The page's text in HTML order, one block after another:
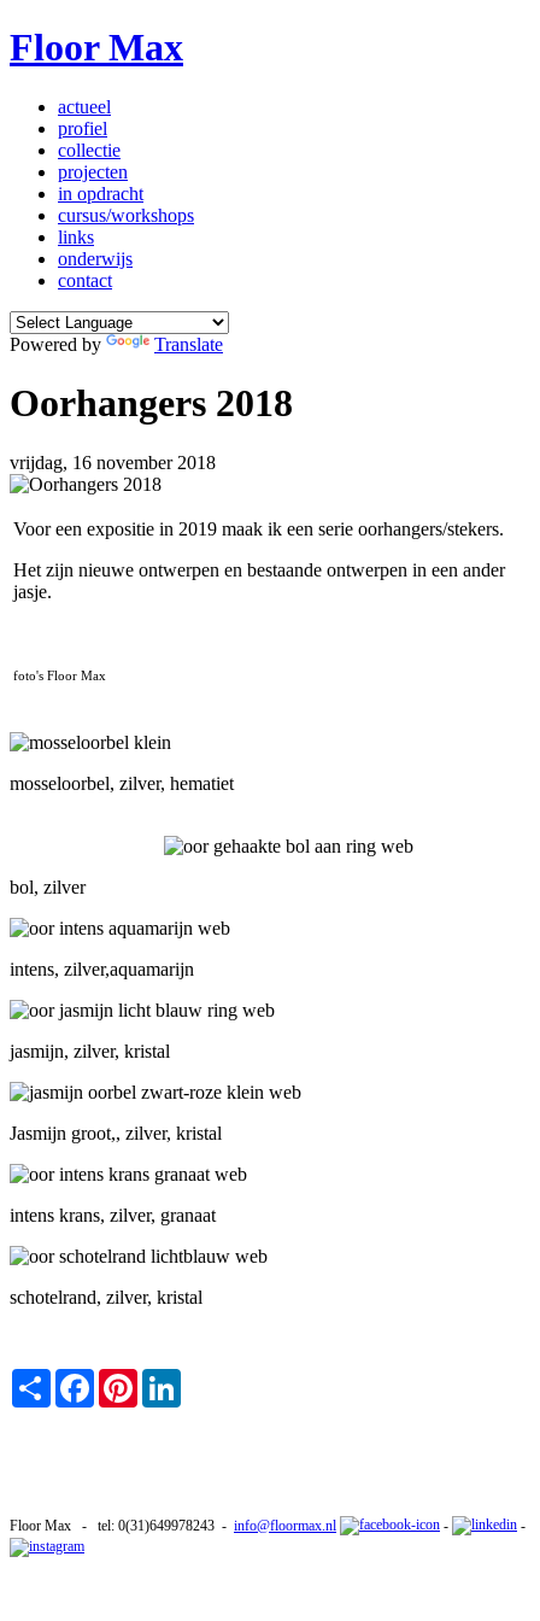
Floor Max
actueel
profiel
collectie
projecten
in opdracht
cursus/workshops
links
onderwijs
contact
Powered by Translate
Oorhangers 2018
vrijdag, 16 november 2018
Voor een expositie in 2019 maak ik een serie oorhangers/stekers.
Het zijn nieuwe ontwerpen en bestaande ontwerpen in een ander
jasje.
foto's Floor Max
mosseloorbel, zilver, hematiet
bol, zilver
intens, zilver,aquamarijn
jasmijn, zilver, kristal
Jasmijn groot,, zilver, kristal
intens krans, zilver, granaat
schotelrand, zilver, kristal
Share FacebookPinterest
Floor Max - tel: 0(31)649978243 - info@floormax.nl - -